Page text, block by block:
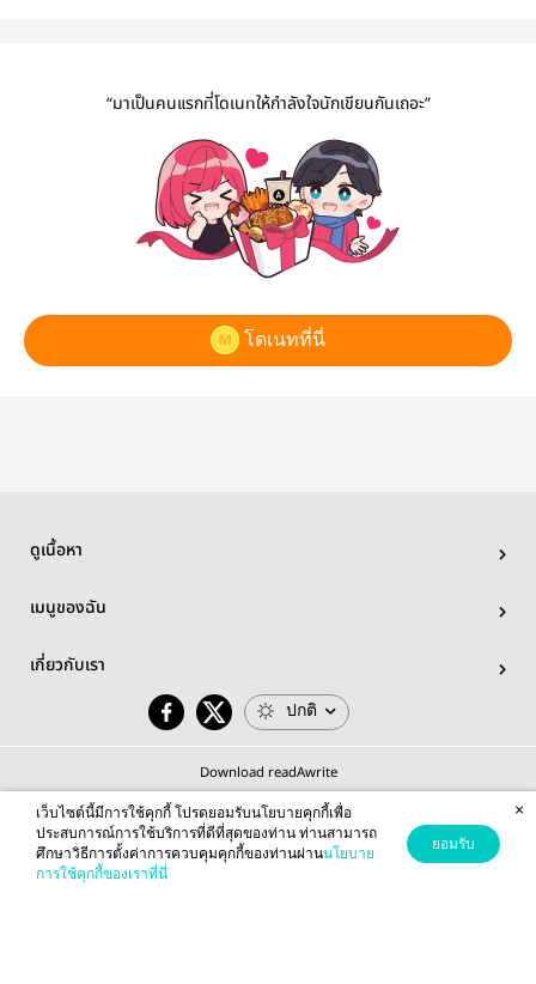
“มาเป็นคนแรกที่โดเนทให้กำลังใจนักเขียนกันเถอะ”
โดเนทที่นี่
ดูเนื้อหา
เมนูของฉัน
เกี่ยวกับเรา
ปกติ
Download readAwrite
© 2026 readAwrite.com by MEB Corporation Public Company Limited
This site is protected by reCAPTCHA and the Google
เว็บไซต์นี้มีการใช้คุกกี้ โปรดยอมรับนโยบายคุกกี้เพื่อ
ประสบการณ์การใช้บริการที่ดีที่สุดของท่าน ท่านสามารถ
ศึกษาวิธีการตั้งค่าการควบคุมคุกกี้ของท่านผ่านนโยบาย
การใช้คุกกี้ของเราที่นี่
ยอมรับ
×